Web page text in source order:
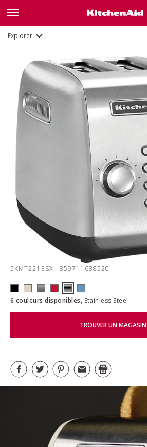
ExplorerGalerie
5KMT221ESX - 859711688520
6 couleurs disponibles, Stainless Steel
TROUVER UN MAGASIN